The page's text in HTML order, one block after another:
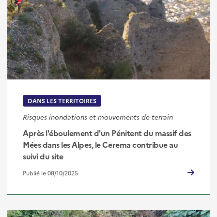
DANS LES TERRITOIRES
Risques inondations et mouvements de terrain
Après l'éboulement d'un Pénitent du massif des
Mées dans les Alpes, le Cerema contribue au
suivi du site
Publié le 08/10/2025